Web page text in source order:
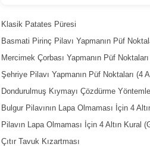
Klasik Patates Püresi
Basmati Pirinç Pilavı Yapmanın Püf
Mercimek Çorbası Yapmanın Püf
Şehriye Pilavı Yapmanın Püf Noktaları (4
Dondurulmuş Kıymayı Çözdürme
Bulgur Pilavının Lapa Olmaması İçin 4
Pilavın Lapa Olmaması İçin 4 Altın Kural
Çıtır Tavuk Kızartması